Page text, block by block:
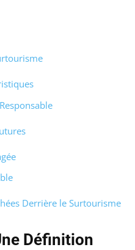
Derrière le Surtourisme
Définition